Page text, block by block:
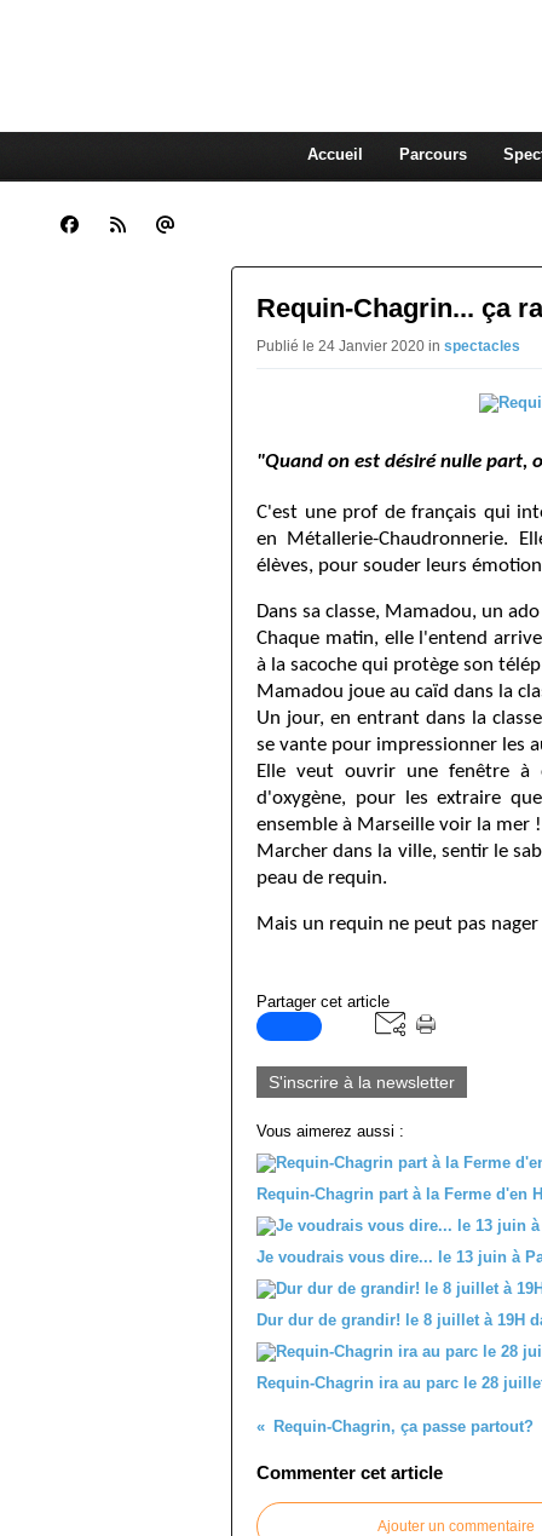
Accueil Parcours
Requin-Chagrin... ça
Publié le 24 Janvier 2020 in spectacles
"Quand on est désiré nulle part,
C'est une prof de français qui
en Métallerie-Chaudronnerie.
élèves, pour souder leurs
Dans sa classe, Mamadou, un
Chaque matin, elle l'entend
à la sacoche qui protège son
Mamadou joue au caïd dans la
Un jour, en entrant dans la
se vante pour impressionner les
Elle veut ouvrir une fenêtre
d'oxygène, pour les extraire
ensemble à Marseille voir la mer
Marcher dans la ville, sentir le
peau de requin.
Mais un requin ne peut pas
Partager cet article
S'inscrire à la newsletter
Vous aimerez aussi :
Requin-Chagrin part à la Ferme d'en
Je voudrais vous dire... le 13 juin à
Dur dur de grandir! le 8 juillet à 19H
Requin-Chagrin ira au parc le 28
Requin-Chagrin, ça passe partout?
Commenter cet article
Ajouter un commentaire